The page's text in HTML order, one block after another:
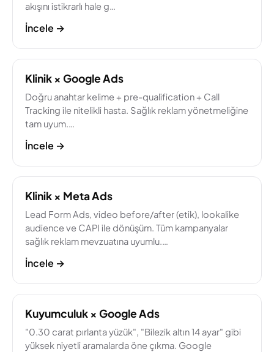
akışını istikrarlı hale g…
İncele →
Klinik × Google Ads
Doğru anahtar kelime + pre-qualification + Call
Tracking ile nitelikli hasta. Sağlık reklam yönetmeliğine
tam uyum.…
İncele →
Klinik × Meta Ads
Lead Form Ads, video before/after (etik), lookalike
audience ve CAPI ile dönüşüm. Tüm kampanyalar
sağlık reklam mevzuatına uyumlu.…
İncele →
Kuyumculuk × Google Ads
"0.30 carat pırlanta yüzük", "Bilezik altın 14 ayar" gibi
yüksek niyetli aramalarda öne çıkma. Google